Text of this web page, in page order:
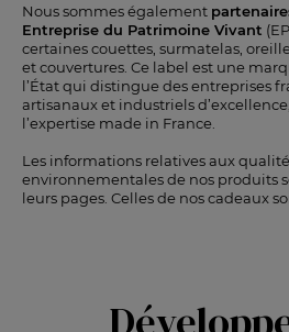
Nous sommes également
Entreprise du Patrimoine Vivant
certaines couettes, surmatelas,
et couvertures. Ce label est une
l’État qui distingue des entreprises
artisanaux et industriels
l’expertise made in France.
Les informations relatives aux
environnementales de nos produits
leurs pages. Celles de nos cadeaux